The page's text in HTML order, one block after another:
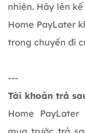
nhiên. Hãy lên
Home PayLater
trong chuyến đi
---
Tài khoản trả
Home